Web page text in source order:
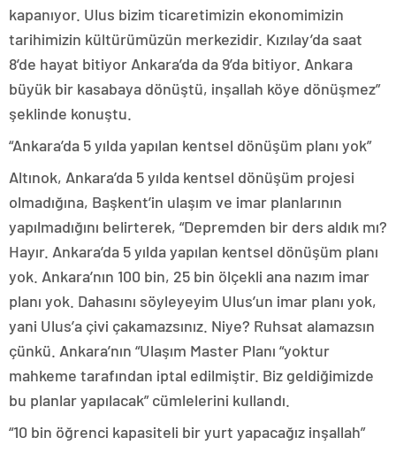
kapanıyor. Ulus bizim ticaretimizin ekonomimizin
tarihimizin kültürümüzün merkezidir. Kızılay’da saat
8’de hayat bitiyor Ankara’da da 9’da bitiyor. Ankara
büyük bir kasabaya dönüştü, inşallah köye dönüşmez”
şeklinde konuştu.
“Ankara’da 5 yılda yapılan kentsel dönüşüm planı yok”
Altınok, Ankara’da 5 yılda kentsel dönüşüm projesi
olmadığına, Başkent’in ulaşım ve imar planlarının
yapılmadığını belirterek, “Depremden bir ders aldık mı?
Hayır. Ankara’da 5 yılda yapılan kentsel dönüşüm planı
yok. Ankara’nın 100 bin, 25 bin ölçekli ana nazım imar
planı yok. Dahasını söyleyeyim Ulus’un imar planı yok,
yani Ulus’a çivi çakamazsınız. Niye? Ruhsat alamazsın
çünkü. Ankara’nın “Ulaşım Master Planı “yoktur
mahkeme tarafından iptal edilmiştir. Biz geldiğimizde
bu planlar yapılacak” cümlelerini kullandı.
“10 bin öğrenci kapasiteli bir yurt yapacağız inşallah”